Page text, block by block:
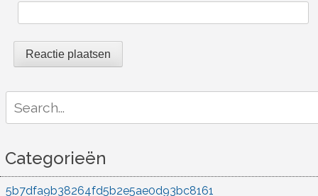
for:
Categorieën
5b7dfa9b38264fd5b2e5ae0d93bc8161